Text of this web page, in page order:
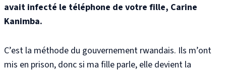
avait infecté le téléphone de votre fille, Carine
Kanimba.
C’est la méthode du gouvernement rwandais. Ils m’ont
mis en prison, donc si ma fille parle, elle devient la